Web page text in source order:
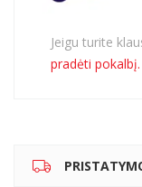
Jeigu turite
pradėti pokalbį.